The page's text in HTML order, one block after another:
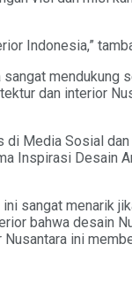
Indonesia,”
dan interior
Media Sosial
Inspirasi
sangat
bahwa desain
ini